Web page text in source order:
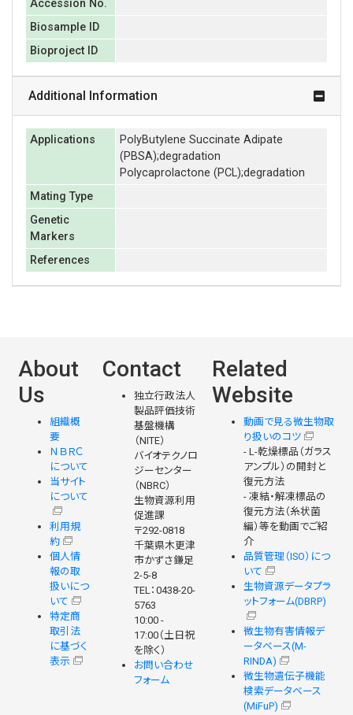
Accession No.
Biosample ID
Bioproject ID
Additional Information
Applications
PolyButylene Succinate Adipate
(PBSA);degradation
Polycaprolactone (PCL);degradation
Mating Type
Genetic
Markers
References
About
Us
組織概
要
ＮＢＲＣ
について
当サイト
について
利用規
約
個人情
報の取
扱いにつ
いて
特定商
取引法
に基づく
表示
Contact
独立行政法人
製品評価技術
基盤機構
（NITE）
バイオテクノロ
ジーセンター
（NBRC）
生物資源利用
促進課
〒292-0818
千葉県木更津
市かずさ鎌足
2-5-8
TEL：0438-20-
5763
10:00 -
17:00（土日祝
を除く）
お問い合わせ
フォーム
Related
Website
動画で見る微生物取
り扱いのコツ
- L-乾燥標品（ガラス
アンプル）の開封と
復元方法
- 凍結・解凍標品の
復元方法（糸状菌
編）等を動画でご紹
介
品質管理（ISO）につ
いて
生物資源データプラ
ットフォーム(DBRP)
微生物有害情報デ
ータベース(M-
RINDA)
微生物遺伝子機能
検索データベース
(MiFuP)